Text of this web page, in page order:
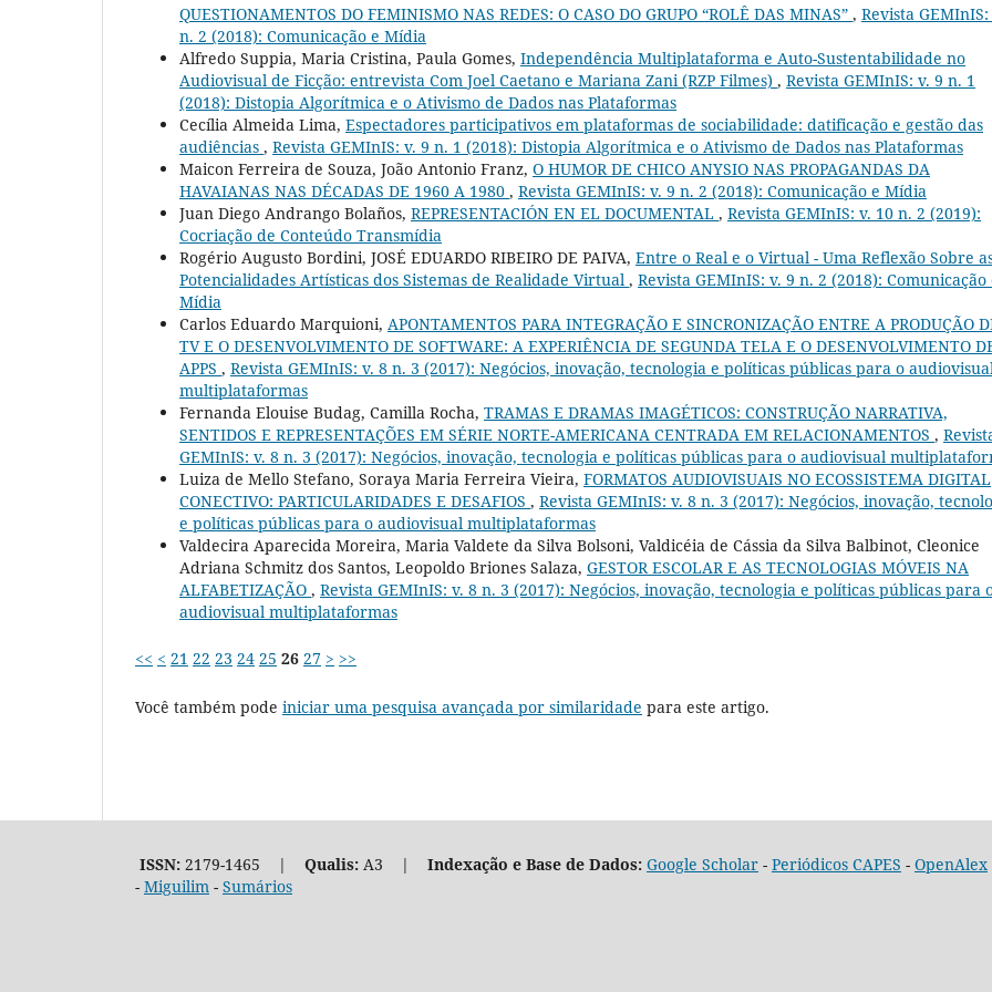
QUESTIONAMENTOS DO FEMINISMO NAS REDES: O CASO DO GRUPO “ROLÊ DAS MINAS” , Revista GEMInIS:
n. 2 (2018): Comunicação e Mídia
Alfredo Suppia, Maria Cristina, Paula Gomes, Independência Multiplataforma e Auto-Sustentabilidade no
Audiovisual de Ficção: entrevista Com Joel Caetano e Mariana Zani (RZP Filmes) , Revista GEMInIS: v. 9 n. 1
(2018): Distopia Algorítmica e o Ativismo de Dados nas Plataformas
Cecília Almeida Lima, Espectadores participativos em plataformas de sociabilidade: datificação e gestão das
audiências , Revista GEMInIS: v. 9 n. 1 (2018): Distopia Algorítmica e o Ativismo de Dados nas Plataformas
Maicon Ferreira de Souza, João Antonio Franz, O HUMOR DE CHICO ANYSIO NAS PROPAGANDAS DA
HAVAIANAS NAS DÉCADAS DE 1960 A 1980 , Revista GEMInIS: v. 9 n. 2 (2018): Comunicação e Mídia
Juan Diego Andrango Bolaños, REPRESENTACIÓN EN EL DOCUMENTAL , Revista GEMInIS: v. 10 n. 2 (2019):
Cocriação de Conteúdo Transmídia
Rogério Augusto Bordini, JOSÉ EDUARDO RIBEIRO DE PAIVA, Entre o Real e o Virtual - Uma Reflexão Sobre
Potencialidades Artísticas dos Sistemas de Realidade Virtual , Revista GEMInIS: v. 9 n. 2 (2018): Comunicação
Mídia
Carlos Eduardo Marquioni, APONTAMENTOS PARA INTEGRAÇÃO E SINCRONIZAÇÃO ENTRE A PRODUÇÃO
TV E O DESENVOLVIMENTO DE SOFTWARE: A EXPERIÊNCIA DE SEGUNDA TELA E O DESENVOLVIMENTO
APPS , Revista GEMInIS: v. 8 n. 3 (2017): Negócios, inovação, tecnologia e políticas públicas para o
multiplataformas
Fernanda Elouise Budag, Camilla Rocha, TRAMAS E DRAMAS IMAGÉTICOS: CONSTRUÇÃO NARRATIVA,
SENTIDOS E REPRESENTAÇÕES EM SÉRIE NORTE-AMERICANA CENTRADA EM RELACIONAMENTOS ,
GEMInIS: v. 8 n. 3 (2017): Negócios, inovação, tecnologia e políticas públicas para o audiovisual
Luiza de Mello Stefano, Soraya Maria Ferreira Vieira, FORMATOS AUDIOVISUAIS NO ECOSSISTEMA DIGITAL
CONECTIVO: PARTICULARIDADES E DESAFIOS , Revista GEMInIS: v. 8 n. 3 (2017): Negócios, inovação,
e políticas públicas para o audiovisual multiplataformas
Valdecira Aparecida Moreira, Maria Valdete da Silva Bolsoni, Valdicéia de Cássia da Silva Balbinot, Cleonice
Adriana Schmitz dos Santos, Leopoldo Briones Salaza, GESTOR ESCOLAR E AS TECNOLOGIAS MÓVEIS NA
ALFABETIZAÇÃO , Revista GEMInIS: v. 8 n. 3 (2017): Negócios, inovação, tecnologia e políticas públicas para
audiovisual multiplataformas
<< < 21 22 23 24 25 26 27 > >>
Você também pode iniciar uma pesquisa avançada por similaridade para este artigo.
ISSN: 2179-1465 | Qualis: A3 | Indexação e Base de Dados: Google Scholar - Periódicos CAPES - OpenAlex
- Miguilim - Sumários